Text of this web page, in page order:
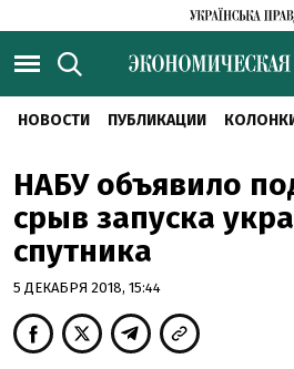
НОВОСТИ ПУБЛИКАЦИИ
НАБУ объявило
срыв запуска
спутника
5 ДЕКАБРЯ 2018, 15:44